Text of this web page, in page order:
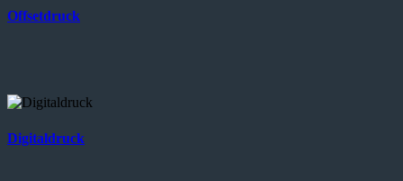
Offsetdruck
Digitaldruck